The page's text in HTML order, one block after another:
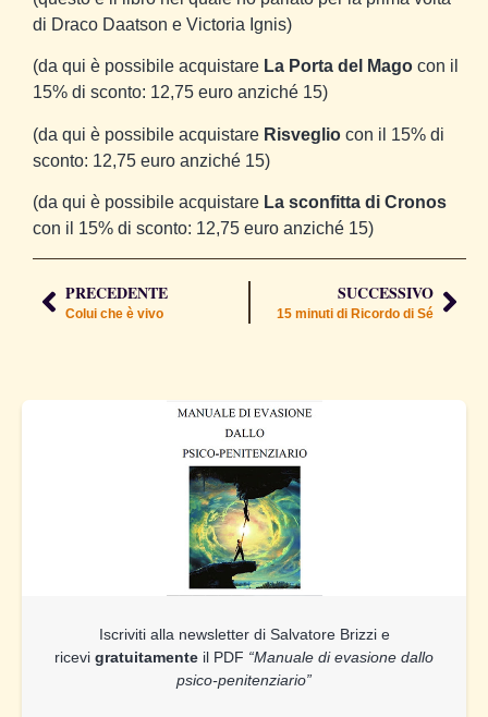
Iscriviti alla newsletter di Salvatore Brizzi e
ricevi gratuitamente il PDF “Manuale di evasione dallo
psico-penitenziario”
di Draco Daatson e Victoria Ignis)
(da qui è possibile acquistare La Porta del Mago con il
15% di sconto: 12,75 euro anziché 15)
(da qui è possibile acquistare Risveglio con il 15% di
sconto: 12,75 euro anziché 15)
(da qui è possibile acquistare La sconfitta di Cronos
con il 15% di sconto: 12,75 euro anziché 15)
PRECEDENTE
Colui che è vivo
SUCCESSIVO
15 minuti di Ricordo di Sé